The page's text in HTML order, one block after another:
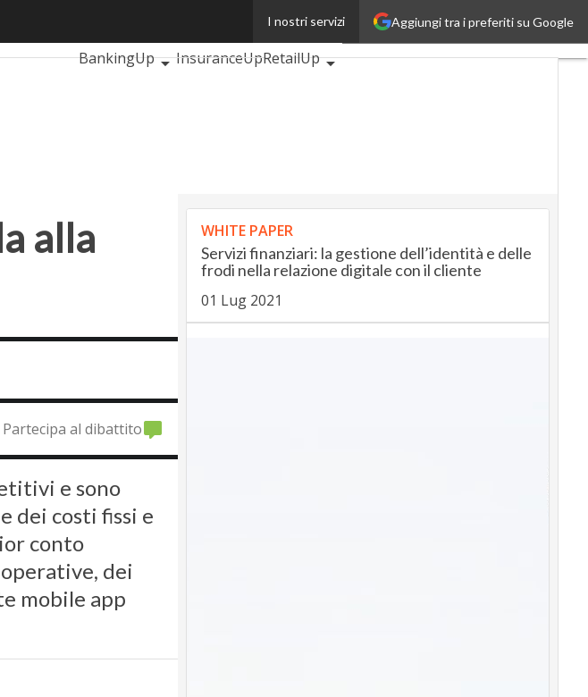
Aggiungi tra i preferiti su Google
I nostri servizi
BankingUp
InsuranceUpRetailUp
alla
Partecipa al dibattito
e sono
dei costi fissi e
conto
dei
mobile app
WHITE PAPER
Servizi finanziari: la gestione dell’identità e delle
frodi nella relazione digitale con il cliente
01 Lug 2021